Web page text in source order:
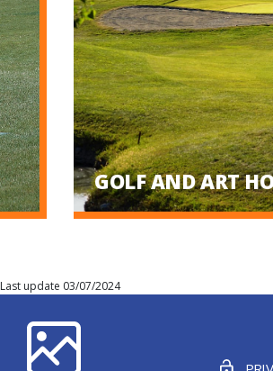
GOLF AND ART
Last update 03/07/2024